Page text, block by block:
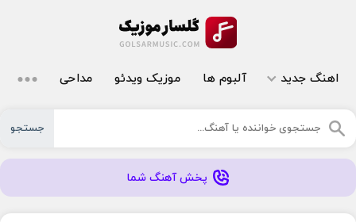
اهنگ جدید آلبوم ها موزیک ویدئو مداحی
جستجو
پخش آهنگ شما